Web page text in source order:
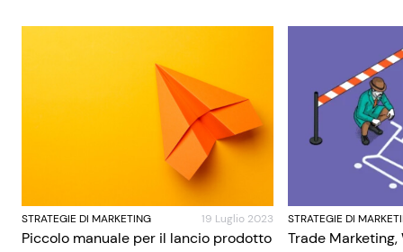
STRATEGIE DI MARKETING 19 Luglio 2023
Piccolo manuale per il lancio prodotto
STRATEGIE DI
Trade Marketing,